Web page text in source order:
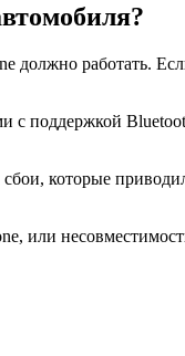
должно работать.
с поддержкой
которые
или